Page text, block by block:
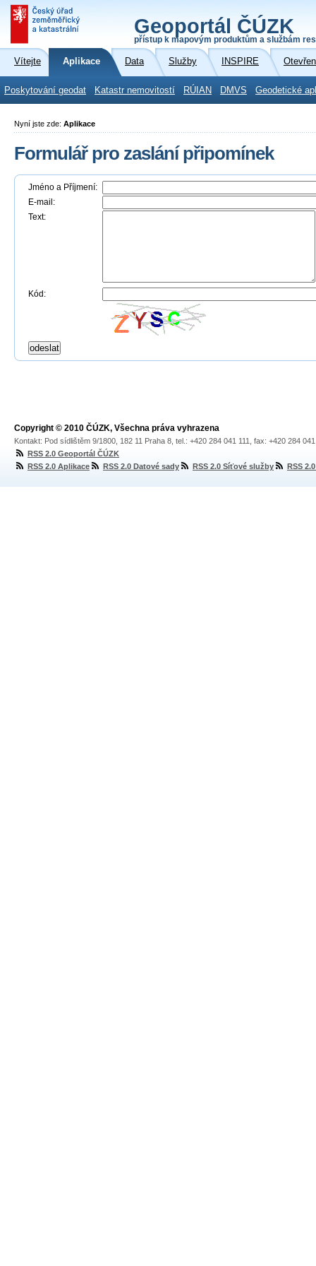
Geoportál ČÚZK
přístup k mapovým produktům a službám
Vítejte Aplikace Data Služby INSPIRE
Poskytování geodat Katastr nemovitostí RÚIAN DMVS Geodetické
Nyní jste zde: Aplikace
Formulář pro zaslání připomínek
Jméno a Příjmení:
E-mail:
Text:
Kód:
Copyright © 2010 ČÚZK, Všechna práva vyhrazena
Kontakt: Pod sídlištěm 9/1800, 182 11 Praha 8, tel.: +420 284 041 111, fax: +420 284
RSS 2.0 Geoportál ČÚZK
RSS 2.0 Aplikace
RSS 2.0 Datové sady RSS 2.0 Síťové služby RSS